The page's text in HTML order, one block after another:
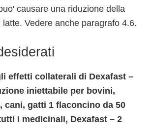
causare una riduzione della
latte. Vedere anche paragrafo 4.6.
effetti collaterali di Dexafast –
iniettabile per bovini,
cani, gatti 1 flaconcino da 50
i medicinali, Dexafast – 2